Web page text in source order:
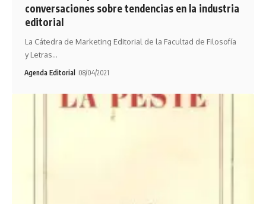
conversaciones sobre tendencias en la industria
editorial
La Cátedra de Marketing Editorial de la Facultad de Filosofía
y Letras…
Agenda Editorial 08/04/2021